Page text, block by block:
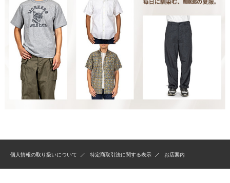
個人情報の取り扱いについて 特定商取引法に関する表示 お店案内